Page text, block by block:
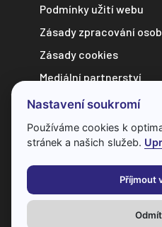
Podmínky užití webu
Zásady zpracování
Zásady cookies
Mediální partnerství
Zpravodajství do e-mailu
Kontakt
předchozí dohody s
Nastavení soukromí
Používáme cookies k
stránek a našich služeb.
Příjmout